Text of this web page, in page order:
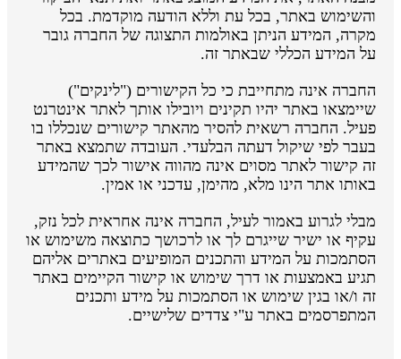
והשימוש באתר, בכל עת וללא הודעה מוקדמת. בכל
מקרה, המידע הניתן באולמות התצוגה של החברה גובר
על המידע הכללי שבאתר זה.
החברה אינה מתחייבת כי כל הקישורים ("לינקים")
שיימצאו באתר יהיו תקינים ויובילו אותך לאתר אינטרנט
פעיל. החברה רשאית להסיר מהאתר קישורים שנכללו בו
בעבר לפי שיקול דעתה הבלעדי. העובדה שתמצא באתר
זה קישור לאתר מסוים אינה מהווה אישור לכך שהמידע
באותו אתר הינו מלא, מהימן, עדכני או אמין.
מבלי לגרוע באמור לעיל, החברה אינה אחראית לכל נזק,
עקיף או ישיר שייגרם לך או לרכושך כתוצאה משימוש או
הסתמכות על המידע והתכנים המופיעים באתרים אליהם
תגיע באמצעות או דרך שימוש או קישור הקיימים באתר
זה ו/או בגין שימוש או הסתמכות על מידע ותכנים
המתפרסמים באתר ע"י צדדים שלישיים.